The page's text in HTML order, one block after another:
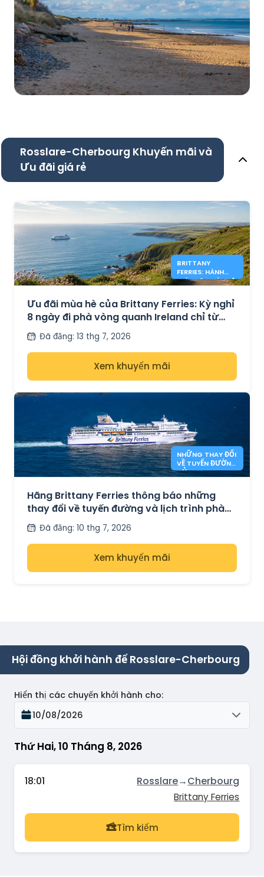
Rosslare-Cherbourg Khuyến mãi và
Ưu đãi giá rẻ
BRITTANY
FERRIES: HÀNH
TRÌNH 8 NGÀY TẠI
Ưu đãi mùa hè của Brittany Ferries: Kỳ nghỉ
8 ngày đi phà vòng quanh Ireland chỉ từ
€349 khứ hồi.
Đã đăng: 13 thg 7, 2026
Xem khuyến mãi
NHỮNG THAY ĐỔI
VỀ TUYẾN ĐƯỜNG
CỦA BRITTANY
Hãng Brittany Ferries thông báo những
thay đổi về tuyến đường và lịch trình phà
từ mùa thu năm 2026.
Đã đăng: 10 thg 7, 2026
Xem khuyến mãi
Hội đồng khởi hành để Rosslare-Cherbourg
Thứ Hai, 10 Tháng 8, 2026
Hiển thị các chuyến khởi hành cho:
10/08/2026
18:01 Rosslare→Cherbourg
Brittany Ferries
Tìm kiếm